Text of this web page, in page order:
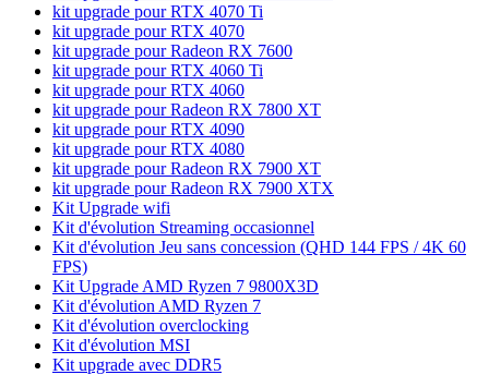
kit upgrade pour RTX 4070 Ti
kit upgrade pour RTX 4070
kit upgrade pour Radeon RX 7600
kit upgrade pour RTX 4060 Ti
kit upgrade pour RTX 4060
kit upgrade pour Radeon RX 7800 XT
kit upgrade pour RTX 4090
kit upgrade pour RTX 4080
kit upgrade pour Radeon RX 7900 XT
kit upgrade pour Radeon RX 7900 XTX
Kit Upgrade wifi
Kit d'évolution Streaming occasionnel
Kit d'évolution Jeu sans concession (QHD 144 FPS / 4K 60
FPS)
Kit Upgrade AMD Ryzen 7 9800X3D
Kit d'évolution AMD Ryzen 7
Kit d'évolution overclocking
Kit d'évolution MSI
Kit upgrade avec DDR5